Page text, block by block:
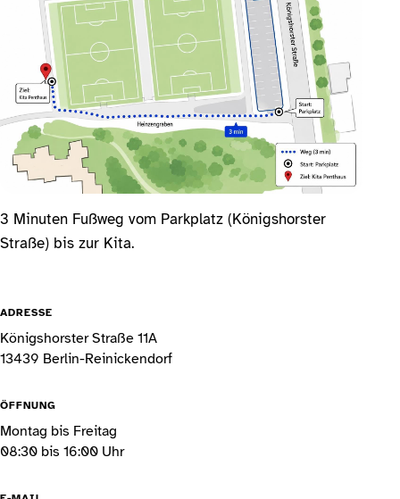
3 Minuten Fußweg vom Parkplatz (Königshorster
Straße) bis zur Kita.
ADRESSE
Königshorster Straße 11A
13439 Berlin-Reinickendorf
ÖFFNUNG
Montag bis Freitag
08:30 bis 16:00 Uhr